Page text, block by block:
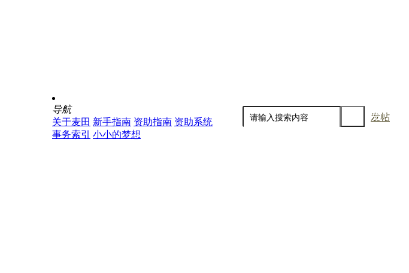
发帖
导航
关于麦田 新手指南 资助指南 资助系统
事务索引
小小的梦想